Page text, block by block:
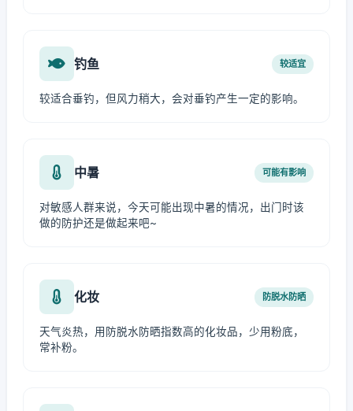
钓鱼 较适宜
较适合垂钓，但风力稍大，会对垂钓产生一定的影响。
中暑 可能有影响
对敏感人群来说，今天可能出现中暑的情况，出门时该
做的防护还是做起来吧~
化妆 防脱水防晒
天气炎热，用防脱水防晒指数高的化妆品，少用粉底，
常补粉。